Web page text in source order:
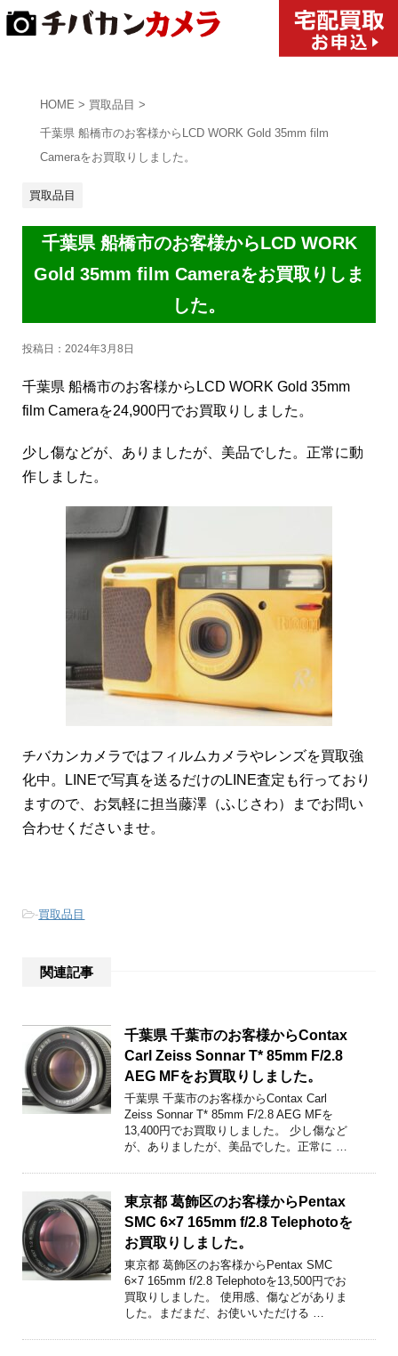
HOME > 買取品目 >
千葉県 船橋市のお客様からLCD WORK Gold 35mm film
Cameraをお買取りしました。
買取品目
千葉県 船橋市のお客様からLCD WORK
Gold 35mm film Cameraをお買取りしま
した。
投稿日： 2024年3月8日
千葉県 船橋市のお客様からLCD WORK Gold 35mm
film Cameraを24,900円でお買取りしました。
少し傷などが、ありましたが、美品でした。正常に動
作しました。
チバカンカメラではフィルムカメラやレンズを買取強
化中。LINEで写真を送るだけのLINE査定も行っており
ますので、お気軽に担当藤澤（ふじさわ）までお問い
合わせくださいませ。
-買取品目
関連記事
千葉県 千葉市のお客様からContax
Carl Zeiss Sonnar T* 85mm F/2.8
AEG MFをお買取りしました。
千葉県 千葉市のお客様からContax Carl
Zeiss Sonnar T* 85mm F/2.8 AEG MFを
13,400円でお買取りしました。 少し傷など
が、ありましたが、美品でした。正常に …
東京都 葛飾区のお客様からPentax
SMC 6×7 165mm f/2.8 Telephotoを
お買取りしました。
東京都 葛飾区のお客様からPentax SMC
6×7 165mm f/2.8 Telephotoを13,500円でお
買取りしました。 使用感、傷などがありま
した。まだまだ、お使いいただける …